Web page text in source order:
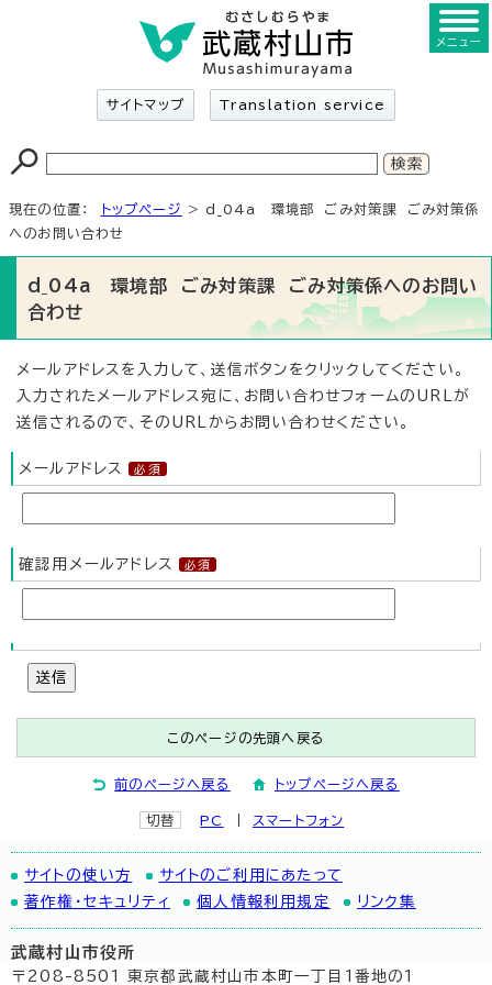
サイトマップ Translation service
メニュー
現在の位置： トップページ
> d_04a 環境部 ごみ対策課 ごみ対策係
へのお問い合わせ
d_04a 環境部 ごみ対策課 ごみ対策係へのお問い
合わせ
メールアドレスを入力して、送信ボタンをクリックしてください。
入力されたメールアドレス宛に、お問い合わせフォームのURLが
送信されるので、そのURLからお問い合わせください。
メールアドレス
確認用メールアドレス
送信
このページの先頭へ戻る
前のページへ戻る トップページへ戻る
切替 PC スマートフォン
サイトの使い方
サイトのご利用にあたって
著作権・セキュリティ
個人情報利用規定 リンク集
武蔵村山市役所
〒208-8501 東京都武蔵村山市本町一丁目1番地の1